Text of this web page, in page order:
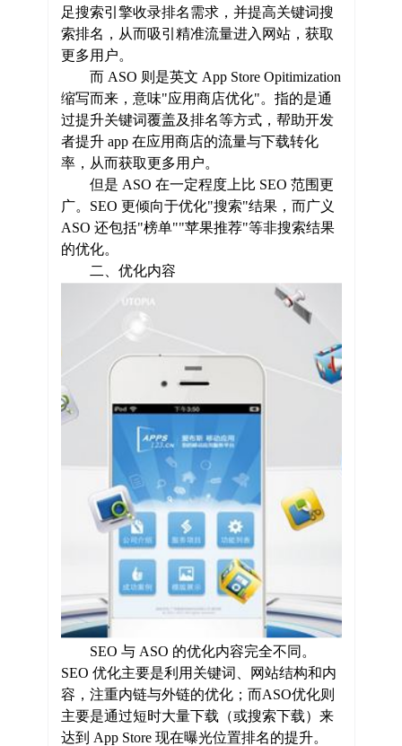
足搜索引擎收录排名需求，并提高关键词搜
索排名，从而吸引精准流量进入网站，获取
更多用户。
而 ASO 则是英文 App Store Opitimization
缩写而来，意味"应用商店优化"。指的是通
过提升关键词覆盖及排名等方式，帮助开发
者提升 app 在应用商店的流量与下载转化
率，从而获取更多用户。
但是 ASO 在一定程度上比 SEO 范围更
广。SEO 更倾向于优化"搜索"结果，而广义
ASO 还包括"榜单""苹果推荐"等非搜索结果
的优化。
二、优化内容
SEO 与 ASO 的优化内容完全不同。
SEO 优化主要是利用关键词、网站结构和内
容，注重内链与外链的优化；而ASO优化则
主要是通过短时大量下载（或搜索下载）来
达到 App Store 现在曝光位置排名的提升。